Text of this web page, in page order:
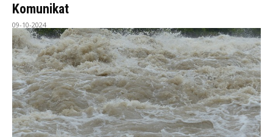
Komunikat
09-10-2024